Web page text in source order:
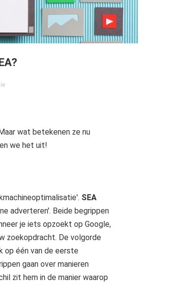
wat betekenen ze nu
we het uit!
SEA
adverteren'. Beide begrippen
je iets opzoekt op Google,
zoekopdracht. De volgorde
op één van de eerste
gaan over manieren
zit hem in de manier waarop